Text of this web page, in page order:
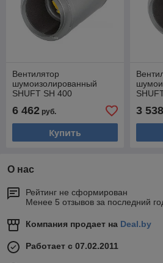
Вентилятор
шумоизолированный
SHUFT SH 400
6 462 руб.
Купить
3 538
О нас
Рейтинг не сформирован
Менее 5 отзывов за последний
Компания продает на Deal.by
Работает с 07.02.2011